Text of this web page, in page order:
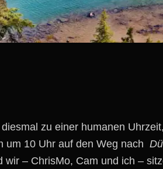
zu einer humanen
um 10 Uhr auf den Weg nach
wir – ChrisMo, Cam und ich –